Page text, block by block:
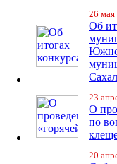
26 мая
Об
23
О
по
20